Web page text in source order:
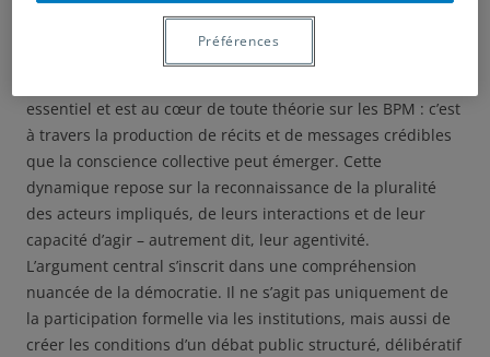
essentiel et est au cœur de toute théorie sur les BPM : c’est
à travers la production de récits et de messages crédibles
que la conscience collective peut émerger. Cette
dynamique repose sur la reconnaissance de la pluralité
des acteurs impliqués, de leurs interactions et de leur
capacité d’agir – autrement dit, leur agentivité.
L’argument central s’inscrit dans une compréhension
nuancée de la démocratie. Il ne s’agit pas uniquement de
la participation formelle via les institutions, mais aussi de
créer les conditions d’un débat public structuré, délibératif
Préférences